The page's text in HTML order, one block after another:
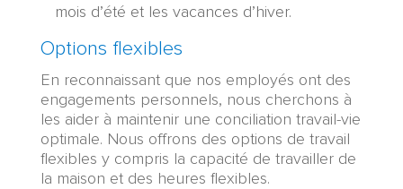
mois d’été et les vacances d’hiver.
Options flexibles
En reconnaissant que nos employés ont des
engagements personnels, nous cherchons à
les aider à maintenir une conciliation travail-vie
optimale. Nous offrons des options de travail
flexibles y compris la capacité de travailler de
la maison et des heures flexibles.